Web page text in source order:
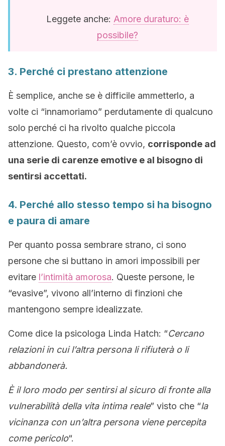
Leggete anche: Amore duraturo: è
possibile?
3. Perché ci prestano attenzione
È semplice, anche se è difficile ammetterlo, a
volte ci “innamoriamo” perdutamente di qualcuno
solo perché ci ha rivolto qualche piccola
attenzione. Questo, com’è ovvio, corrisponde ad
una serie di carenze emotive e al bisogno di
sentirsi accettati.
4. Perché allo stesso tempo si ha bisogno
e paura di amare
Per quanto possa sembrare strano, ci sono
persone che si buttano in amori impossibili per
evitare l’intimità amorosa. Queste persone, le
“evasive”, vivono all’interno di finzioni che
mantengono sempre idealizzate.
Come dice la psicologa Linda Hatch: “Cercano
relazioni in cui l’altra persona li rifiuterà o li
abbandonerà.
È il loro modo per sentirsi al sicuro di fronte alla
vulnerabilità della vita intima reale” visto che “la
vicinanza con un’altra persona viene percepita
come pericolo“.